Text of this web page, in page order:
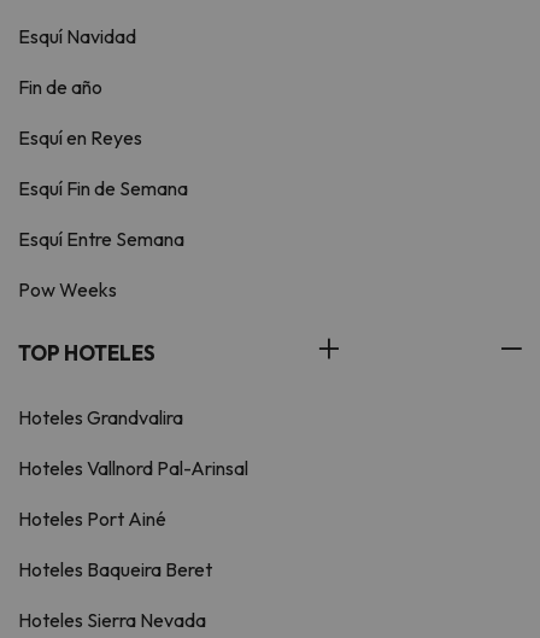
Esquí Navidad
Fin de año
Esquí en Reyes
Esquí Fin de Semana
Esquí Entre Semana
Pow Weeks
TOP HOTELES
Hoteles Grandvalira
Hoteles Vallnord Pal-Arinsal
Hoteles Port Ainé
Hoteles Baqueira Beret
Hoteles Sierra Nevada